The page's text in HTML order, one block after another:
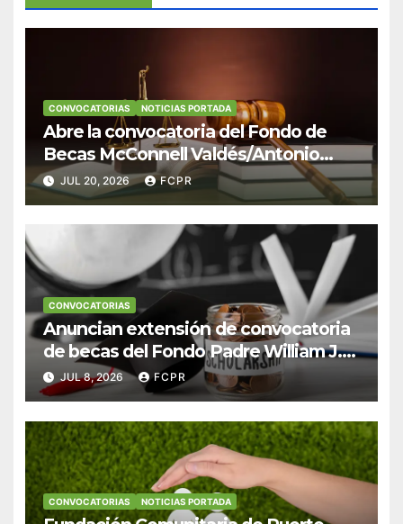
CONVOCATORIAS NOTICIAS PORTADA
Abre la convocatoria del Fondo de
Becas McConnell Valdés/Antonio
Escudero Viera para estudiantes de
Derecho en Puerto Rico
JUL 20, 2026 FCPR
CONVOCATORIAS
Anuncian extensión de convocatoria
de becas del Fondo Padre William J.
Hendricks, SJ para estudiantes del
Colegio San Ignacio
JUL 8, 2026 FCPR
CONVOCATORIAS NOTICIAS PORTADA